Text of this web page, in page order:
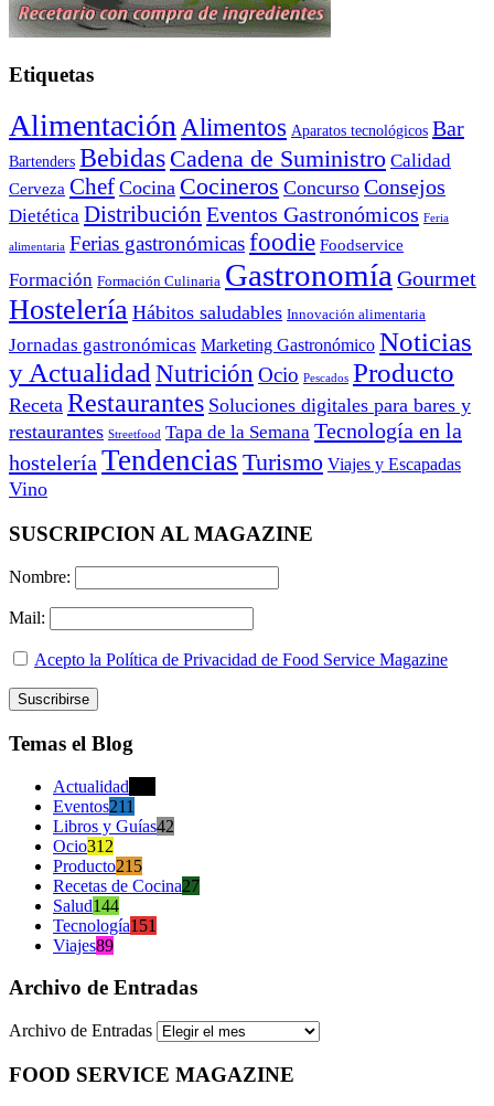
Etiquetas
Alimentación Alimentos Aparatos tecnológicos Bar
Bartenders Bebidas Cadena de Suministro Calidad
Cerveza Chef Cocina Cocineros Concurso Consejos
Dietética Distribución Eventos Gastronómicos Feria
alimentaria Ferias gastronómicasfoodie Foodservice
Formación Formación Culinaria Gastronomía Gourmet
Hostelería Hábitos saludables Innovación alimentaria
Jornadas gastronómicas Marketing Gastronómico Noticias
y Actualidad Nutrición Ocio Pescados Producto
Receta Restaurantes Soluciones digitales para bares y
restaurantes Streetfood Tapa de la Semana Tecnología en la
hostelería Tendencias Turismo Viajes y Escapadas
Vino
SUSCRIPCION AL MAGAZINE
Nombre:
Mail:
Acepto la Política de Privacidad de Food Service Magazine
Temas el Blog
Actualidad
Eventos211
Libros y Guías42
Ocio312
Producto215
Recetas de Cocina27
Salud144
Tecnología151
Viajes89
Archivo de Entradas
Archivo de Entradas
FOOD SERVICE MAGAZINE